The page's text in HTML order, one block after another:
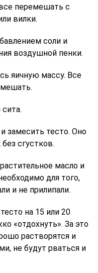
перемешать с
вилки.
соли и
воздушной пенки.
яичную массу. Все
замесить тесто. Оно
сгустков.
масло и
для того,
и не прилипали.
на 15 или 20
«отдохнуть». За это
растворятся и
не будут рваться и